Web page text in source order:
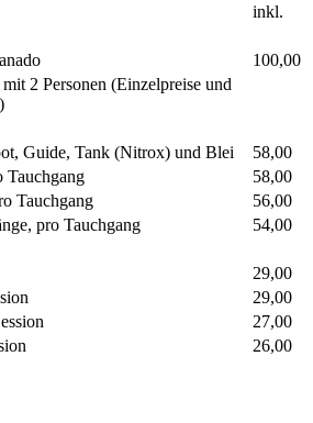
inkl.
100,00
2 Personen (Einzelpreise und
Guide, Tank (Nitrox) und Blei
58,00
Tauchgang
58,00
Tauchgang
56,00
pro Tauchgang
54,00
29,00
29,00
27,00
26,00